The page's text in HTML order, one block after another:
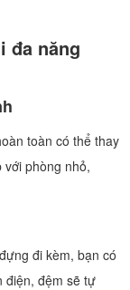
đa năng
toàn có thể thay
phòng nhỏ,
đi kèm, bạn có
điện, đệm sẽ tự